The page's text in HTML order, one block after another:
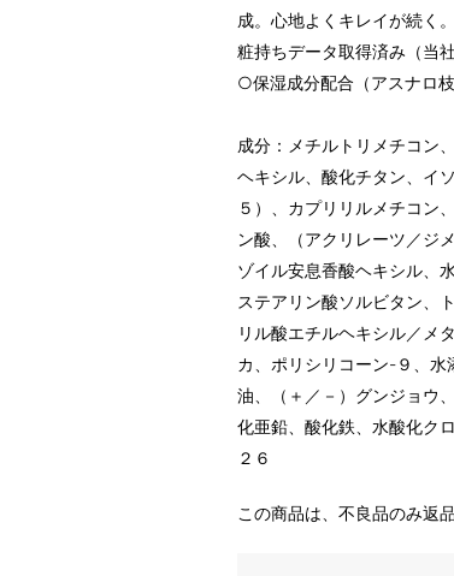
成。心地よくキレイが続
粧持ちデータ取得済み（当
○保湿成分配合（アスナロ
成分：メチルトリメチコン
ヘキシル、酸化チタン、イ
５）、カプリリルメチコン
ン酸、（アクリレーツ／ジ
ゾイル安息香酸ヘキシル、
ステアリン酸ソルビタン、
リル酸エチルヘキシル／メ
カ、ポリシリコーン-９、
油、（＋／－）グンジョウ
化亜鉛、酸化鉄、水酸化ク
２６
この商品は、不良品のみ返